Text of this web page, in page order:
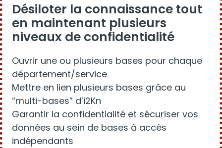
Désiloter la connaissance tout
en maintenant plusieurs
niveaux de confidentialité
Ouvrir une ou plusieurs bases pour chaque
département/service
Mettre en lien plusieurs bases grâce au
“multi-bases” d’i2Kn
Garantir la confidentialité et sécuriser vos
données au sein de bases à accès
indépendants